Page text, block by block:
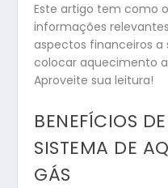
Este artigo tem como
informações
aspectos financeiros a
colocar aquecimento
Aproveite sua leitura!
BENEFÍCIOS
SISTEMA DE
GÁS